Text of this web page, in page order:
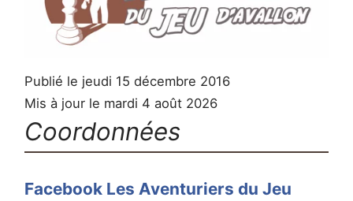
Publié le jeudi 15 décembre 2016
Mis à jour le mardi 4 août 2026
Coordonnées
Facebook Les Aventuriers du Jeu